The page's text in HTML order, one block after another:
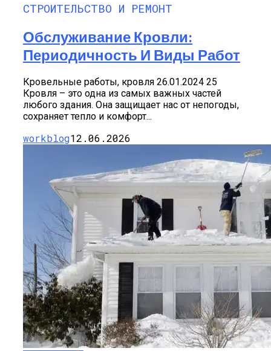
СТРОИТЕЛЬСТВО И РЕМОНТ
Обслуживание Кровли:
Периодичность И Виды Работ
Кровельные работы, кровля 26.01.2024 25
Кровля – это одна из самых важных частей
любого здания. Она защищает нас от непогоды,
сохраняет тепло и комфорт...
workblog12.06.2026